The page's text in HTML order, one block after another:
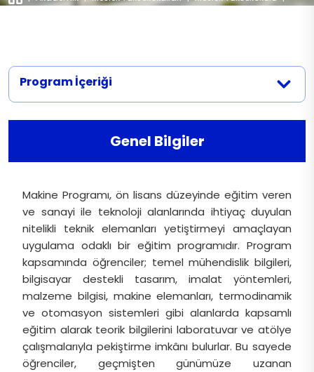
Faaliyetler
Program İçeriği
Genel Bilgiler
Makine Programı, ön lisans düzeyinde eğitim veren
ve sanayi ile teknoloji alanlarında ihtiyaç duyulan
nitelikli teknik elemanları yetiştirmeyi amaçlayan
uygulama odaklı bir eğitim programıdır. Program
kapsamında öğrenciler; temel mühendislik bilgileri,
bilgisayar destekli tasarım, imalat yöntemleri,
malzeme bilgisi, makine elemanları, termodinamik
ve otomasyon sistemleri gibi alanlarda kapsamlı
eğitim alarak teorik bilgilerini laboratuvar ve atölye
çalışmalarıyla pekiştirme imkânı bulurlar. Bu sayede
öğrenciler, geçmişten günümüze uzanan